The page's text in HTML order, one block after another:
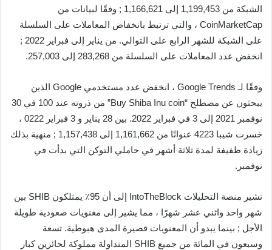
الشبكة من 1,199,453 إلى 1,166,621 ; وفقًا لبيانات من
CoinMarketCap ، والتي ترتبط بانخفاض المعاملات على السلسلة
على الشبكة للشهر الرابع على التوالي. من يناير إلى فبراير 2022 ;
انخفض عدد المعاملات على السلسلة من 283,268 إلى 257,003.
وفقًا لـ Google Trends ، انخفض عدد مستخدمي Google الذين
يبحثون عن مصطلح “Buy Shiba Inu coin” من ذروته عند 100 في 30
نوفمبر 2021 إلى 3 في فبراير 2022. بين 28 يناير و 3 فبراير 0222 ،
خسرت شيبا 4223 عنوانًا من 1,161,662 إلى 1,157,438 ; منهية بذلك
زيادة طفيفة لمدة ثلاثة أشهر في حاملي التوكن التي بدأت في
نوفمبر.
تشير منصة التحليلات IntoTheBlock إلى أن 95٪ يمتلكون SHIB بين
شهر واحد واثني عشر شهرًا ، مما يشير إلى معنويات صعودية طويلة
الأجل ; بينما يبدو أن المعنويات قصيرة المدى هبوطية. تسعة
وسبعون في المائة من جميع SHIB المتداولة مملوكة لحائزين كبار